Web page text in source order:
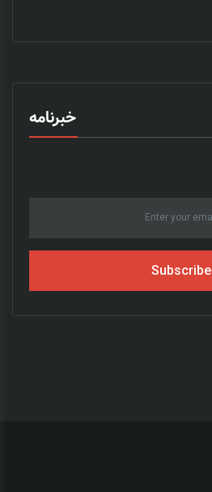
خبرنامه
Subscribe